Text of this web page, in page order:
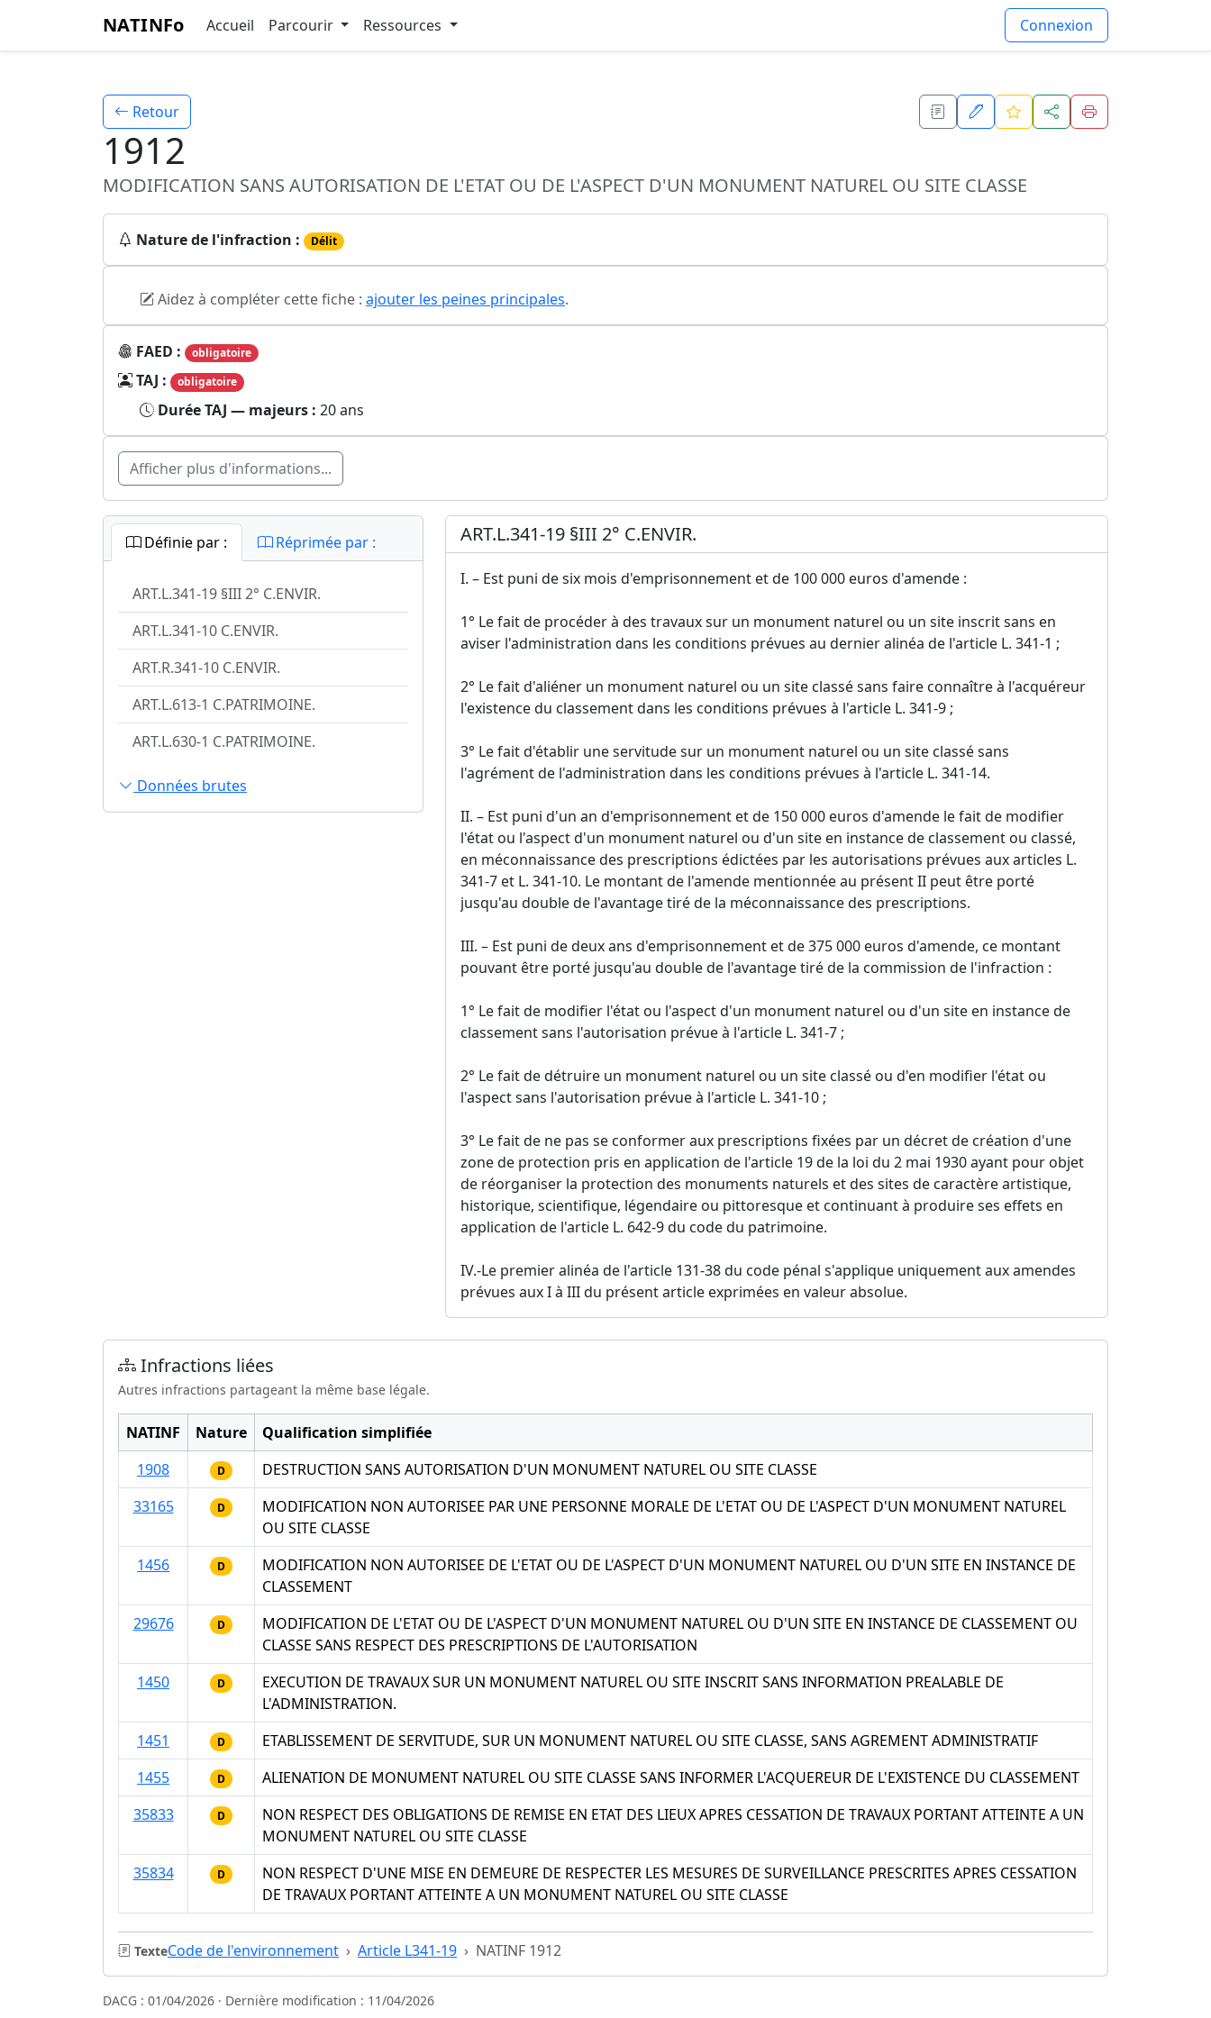
NATINFo Accueil Parcourir Ressources Connexion
Retour
1912
MODIFICATION SANS AUTORISATION DE L'ETAT OU DE L'ASPECT D'UN MONUMENT NATUREL OU SITE CLASSE
Nature de l'infraction : Délit
Aidez à compléter cette fiche : ajouter les peines principales.
FAED : obligatoire
TAJ : obligatoire
Durée TAJ — majeurs : 20 ans
Afficher plus d'informations...
Définie par : Réprimée par :
ART.L.341-19 §III 2° C.ENVIR.
ART.L.341-10 C.ENVIR.
ART.R.341-10 C.ENVIR.
ART.L.613-1 C.PATRIMOINE.
ART.L.630-1 C.PATRIMOINE.
Données brutes
ART.L.341-19 §III 2° C.ENVIR.
I. – Est puni de six mois d'emprisonnement et de 100 000 euros d'amende :
1° Le fait de procéder à des travaux sur un monument naturel ou un site inscrit sans en
aviser l'administration dans les conditions prévues au dernier alinéa de l'article L. 341-1 ;
2° Le fait d'aliéner un monument naturel ou un site classé sans faire connaître à l'acquéreur
l'existence du classement dans les conditions prévues à l'article L. 341-9 ;
3° Le fait d'établir une servitude sur un monument naturel ou un site classé sans
l'agrément de l'administration dans les conditions prévues à l'article L. 341-14.
II. – Est puni d'un an d'emprisonnement et de 150 000 euros d'amende le fait de modifier
l'état ou l'aspect d'un monument naturel ou d'un site en instance de classement ou classé,
en méconnaissance des prescriptions édictées par les autorisations prévues aux articles L.
341-7 et L. 341-10. Le montant de l'amende mentionnée au présent II peut être porté
jusqu'au double de l'avantage tiré de la méconnaissance des prescriptions.
III. – Est puni de deux ans d'emprisonnement et de 375 000 euros d'amende, ce montant
pouvant être porté jusqu'au double de l'avantage tiré de la commission de l'infraction :
1° Le fait de modifier l'état ou l'aspect d'un monument naturel ou d'un site en instance de
classement sans l'autorisation prévue à l'article L. 341-7 ;
2° Le fait de détruire un monument naturel ou un site classé ou d'en modifier l'état ou
l'aspect sans l'autorisation prévue à l'article L. 341-10 ;
3° Le fait de ne pas se conformer aux prescriptions fixées par un décret de création d'une
zone de protection pris en application de l'article 19 de la loi du 2 mai 1930 ayant pour objet
de réorganiser la protection des monuments naturels et des sites de caractère artistique,
historique, scientifique, légendaire ou pittoresque et continuant à produire ses effets en
application de l'article L. 642-9 du code du patrimoine.
IV.-Le premier alinéa de l'article 131-38 du code pénal s'applique uniquement aux amendes
prévues aux I à III du présent article exprimées en valeur absolue.
Infractions liées
Autres infractions partageant la même base légale.
NATINF Nature
Qualification simplifiée
1908
D
DESTRUCTION SANS AUTORISATION D'UN MONUMENT NATUREL OU SITE CLASSE
33165
D
MODIFICATION NON AUTORISEE PAR UNE PERSONNE MORALE DE L'ETAT OU DE L'ASPECT D'UN MONUMENT NATUREL
OU SITE CLASSE
1456
D
MODIFICATION NON AUTORISEE DE L'ETAT OU DE L'ASPECT D'UN MONUMENT NATUREL OU D'UN SITE EN INSTANCE DE
CLASSEMENT
29676
D
MODIFICATION DE L'ETAT OU DE L'ASPECT D'UN MONUMENT NATUREL OU D'UN SITE EN INSTANCE DE CLASSEMENT OU
CLASSE SANS RESPECT DES PRESCRIPTIONS DE L'AUTORISATION
1450
D
EXECUTION DE TRAVAUX SUR UN MONUMENT NATUREL OU SITE INSCRIT SANS INFORMATION PREALABLE DE
L'ADMINISTRATION.
1451
D
ETABLISSEMENT DE SERVITUDE, SUR UN MONUMENT NATUREL OU SITE CLASSE, SANS AGREMENT ADMINISTRATIF
1455
D
ALIENATION DE MONUMENT NATUREL OU SITE CLASSE SANS INFORMER L'ACQUEREUR DE L'EXISTENCE DU CLASSEMENT
35833
D
NON RESPECT DES OBLIGATIONS DE REMISE EN ETAT DES LIEUX APRES CESSATION DE TRAVAUX PORTANT ATTEINTE A UN
MONUMENT NATUREL OU SITE CLASSE
35834
D
NON RESPECT D'UNE MISE EN DEMEURE DE RESPECTER LES MESURES DE SURVEILLANCE PRESCRITES APRES CESSATION
DE TRAVAUX PORTANT ATTEINTE A UN MONUMENT NATUREL OU SITE CLASSE
TexteCode de l'environnement Article L341-19 NATINF 1912
DACG : 01/04/2026 · Dernière modification : 11/04/2026